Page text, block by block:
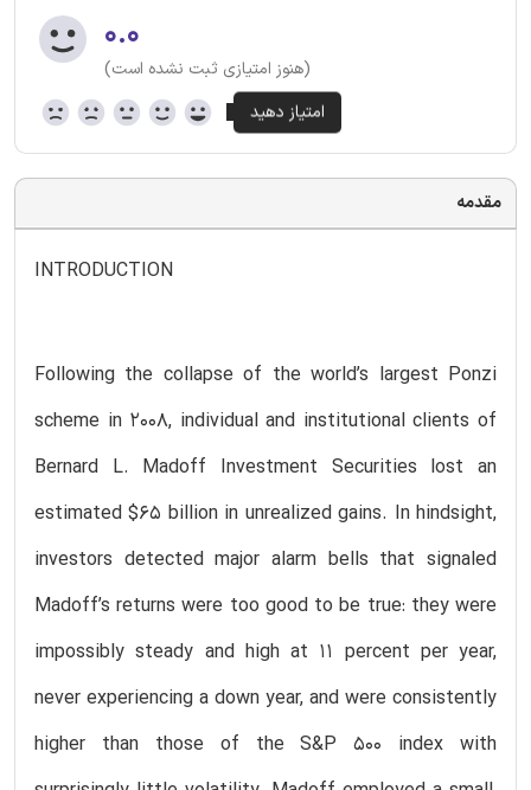
۰.۰
(هنوز امتیازی ثبت نشده است)
مقدمه
INTRODUCTION
Following the collapse of the world’s largest Ponzi
scheme in 2008, individual and institutional clients of
Bernard L. Madoff Investment Securities lost an
estimated $65 billion in unrealized gains. In hindsight,
investors detected major alarm bells that signaled
Madoff’s returns were too good to be true: they were
impossibly steady and high at 11 percent per year,
never experiencing a down year, and were consistently
higher than those of the S&P 500 index with